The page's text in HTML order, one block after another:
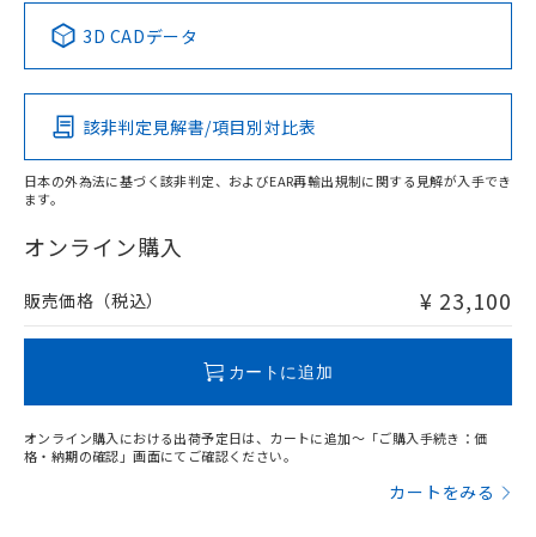
鉄材
l: 8mm以上、φd: 90mm以上、D: 8mm以上、m: 66mm以
アルミ材
l: 16mm以上、φd: 120mm以上、D: 16mm以上、m: 66mm
Pb Hg Cd Cr(VI)
O
在庫等で未対応品が混在する可能性があります。
問い合わせください。
この製品の規格認証/適合状況ページへ
その他の認証はこちらのページからご検索ください
3D CADデータ
該非判定見解書/項目別対比表
日本の外為法に基づく該非判定、およびEAR再輸出規制に関する見解が入手でき
ます。
オンライン購入
販売価格（税込） ¥ 23,100
カートに追加
オンライン購入における出荷予定日は、カートに追加～「ご購入手続き：価
格・納期の確認」画面にてご確認ください。
カートをみる